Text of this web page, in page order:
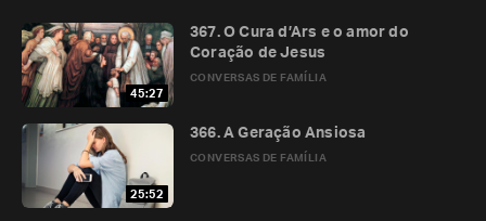
45:27
CONVERSAS DE FAMÍLIA
367. O Cura d’Ars e o amor do
Coração de Jesus
25:52
CONVERSAS DE FAMÍLIA
366. A Geração Ansiosa